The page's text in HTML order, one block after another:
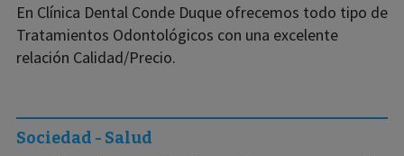
En Clínica Dental Conde Duque ofrecemos todo tipo de
Tratamientos Odontológicos con una excelente
relación Calidad/Precio.
Sociedad - Salud